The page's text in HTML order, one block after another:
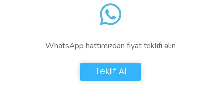
WhatsApp hattımızdan fiyat teklifi alın
Teklif Al